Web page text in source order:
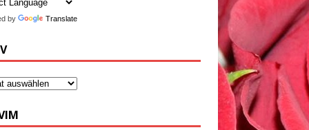
by Translate